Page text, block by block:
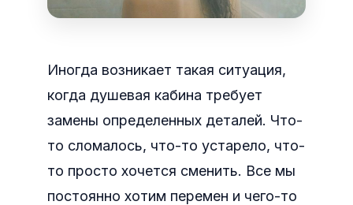
Иногда возникает такая ситуация,
когда душевая кабина требует
замены определенных деталей. Что-
то сломалось, что-то устарело, что-
то просто хочется сменить. Все мы
постоянно хотим перемен и чего-то